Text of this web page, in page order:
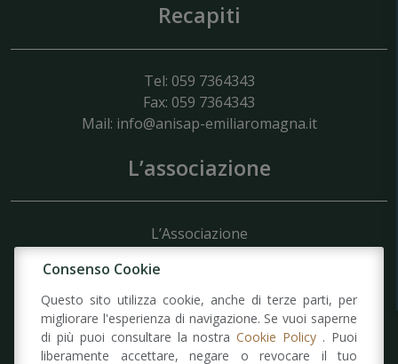
Recapiti
Tel: 059 7364343
Fax: 059 7364343
Mail: info@anisap-emiliaromagna.it
L’associazione
L’Associazione
Struttura
Organigramma
Domanda di Ammissione
Statuto
Consenso Cookie
Questo sito utilizza cookie, anche di terze parti, per
migliorare l'esperienza di navigazione. Se vuoi saperne
di più puoi consultare la nostraCookie Policy . Puoi
liberamente accettare, negare o revocare il tuo